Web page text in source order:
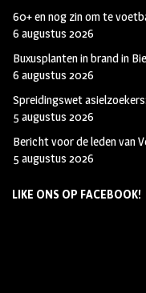
60+ en nog zin om te
6 augustus 2026
Buxusplanten in brand in
6 augustus 2026
Spreidingswet
5 augustus 2026
Bericht voor de leden van
5 augustus 2026
LIKE ONS OP FACEBOOK!